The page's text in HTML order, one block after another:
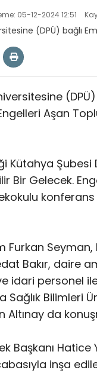
05-12-2024 12:51
Aşan
Kütahya Şubesi
Bir Gelecek.
Seyman,
Bakır, daire
idari personel
Sağlık Bilimleri
da
Başkanı
inşa